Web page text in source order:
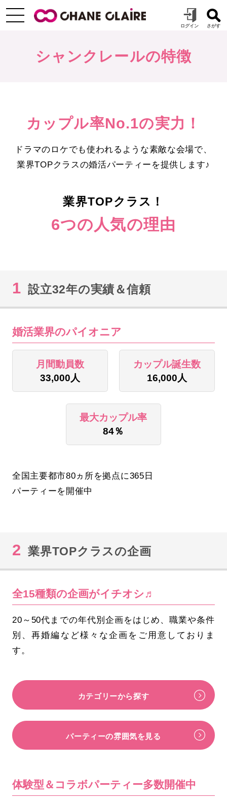
シャンクレールの特徴
カップル率No.1の実力！
ドラマのロケでも使われるような素敵な会場で、
業界TOPクラスの婚活パーティーを提供します♪
業界TOPクラス！
6つの人気の理由
1 設立32年の実績＆信頼
婚活業界のパイオニア
月間動員数
33,000人
カップル誕生数
16,000人
最大カップル率
84％
全国主要都市80ヵ所を拠点に365日
パーティーを開催中
2 業界TOPクラスの企画
全15種類の企画がイチオシ♬
20～50代までの年代別企画をはじめ、職業や条件
別、再婚編など様々な企画をご用意しておりま
す。
カテゴリーから探す
パーティーの雰囲気を見る
体験型＆コラボパーティー多数開催中